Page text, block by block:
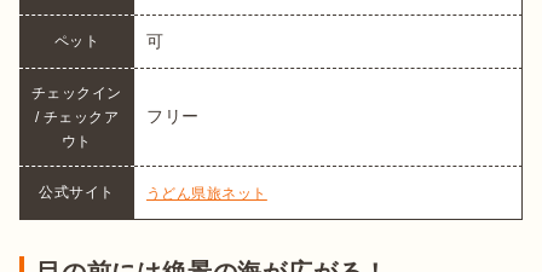
ペット 可
チェックイン
/ チェックア
ウト
フリー
公式サイト うどん県旅ネット